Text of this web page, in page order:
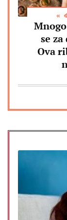
se
Ova